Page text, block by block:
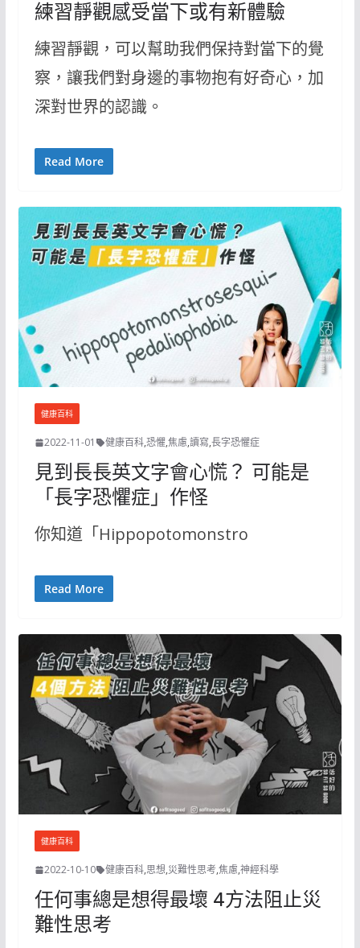
練習靜觀感受當下或有新體驗
練習靜觀，可以幫助我們保持對當下的覺
察，讓我們對身邊的事物抱有好奇心，加
深對世界的認識。
Read More
健康百科
2022-11-01 健康百科,恐懼,焦慮,讀寫,長字恐懼症
見到長長英文字會心慌？ 可能是
「長字恐懼症」作怪
你知道「Hippopotomonstro
Read More
健康百科
2022-10-10 健康百科,思想,災難性思考,焦慮,神經科學
任何事總是想得最壞 4方法阻止災
難性思考